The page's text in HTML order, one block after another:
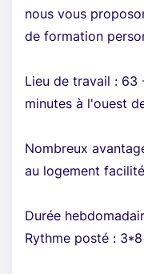
nous vous
de formation
Lieu de travail : 63
minutes à l'ouest
Nombreux
au logement facilité
Durée
Rythme posté : 3*8